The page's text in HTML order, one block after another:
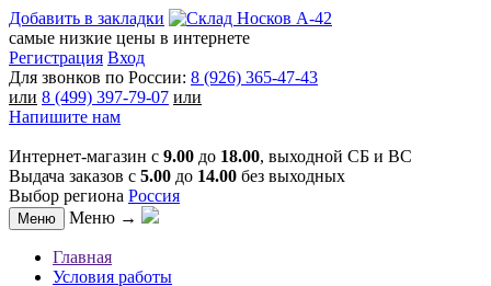
Добавить в закладки
самые низкие цены в интернете
Регистрация Вход
Для звонков по России: 8 (926) 365-47-43
или 8 (499) 397-79-07 или
Напишите нам
Интернет-магазин с 9.00 до 18.00, выходной СБ и ВС
Выдача заказов с 5.00 до 14.00 без выходных
Выбор региона Россия
Меню Меню →
Главная
Условия работы